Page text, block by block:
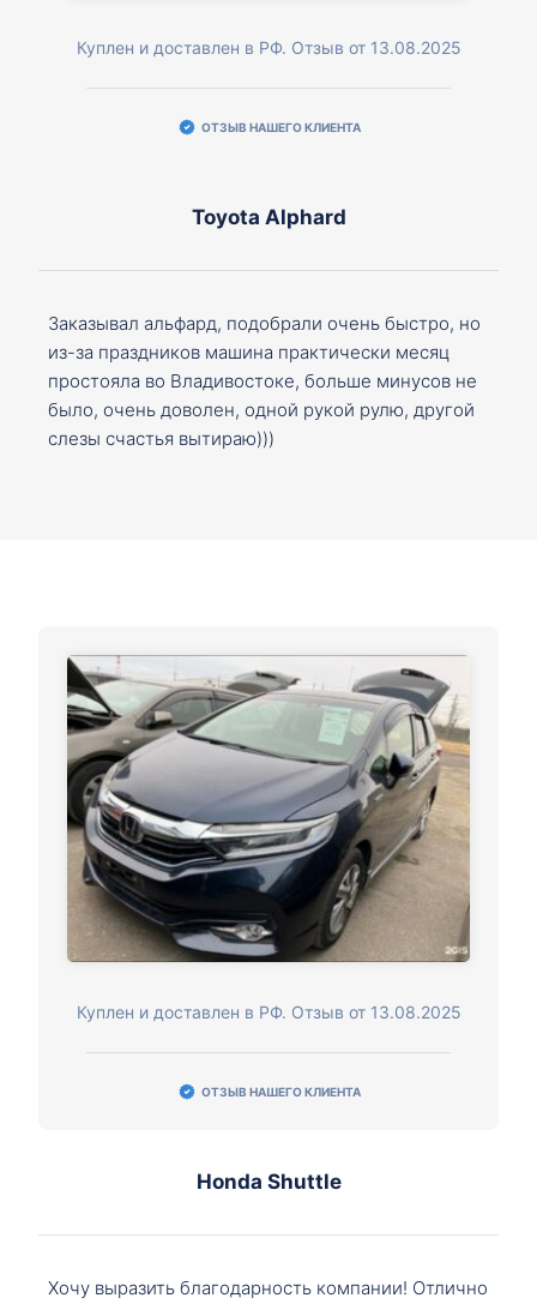
Куплен и доставлен в РФ. Отзыв от 13.08.2025
ОТЗЫВ НАШЕГО КЛИЕНТА
Toyota Alphard
Заказывал альфард, подобрали очень быстро, но
из-за праздников машина практически месяц
простояла во Владивостоке, больше минусов не
было, очень доволен, одной рукой рулю, другой
слезы счастья вытираю)))
Куплен и доставлен в РФ. Отзыв от 13.08.2025
ОТЗЫВ НАШЕГО КЛИЕНТА
Honda Shuttle
Хочу выразить благодарность компании! Отлично